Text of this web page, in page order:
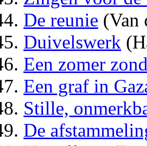
De reunie (Van
Duivelswerk
Een zomer
Een graf in
Stille,
De